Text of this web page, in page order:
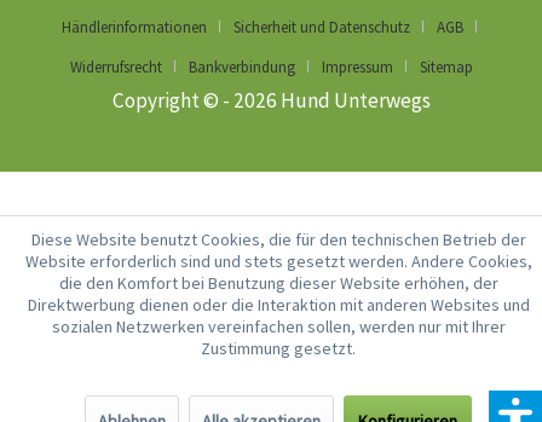
Händlerinformationen
Sicherheit und Datenschutz
AGB
Widerrufsrecht
Bankverbindung Impressum Sitemap
Copyright © - 2026 Hund Unterwegs
Diese Website benutzt Cookies, die für den technischen Betrieb der
Website erforderlich sind und stets gesetzt werden. Andere Cookies,
die den Komfort bei Benutzung dieser Website erhöhen, der
Direktwerbung dienen oder die Interaktion mit anderen Websites und
sozialen Netzwerken vereinfachen sollen, werden nur mit Ihrer
Zustimmung gesetzt.